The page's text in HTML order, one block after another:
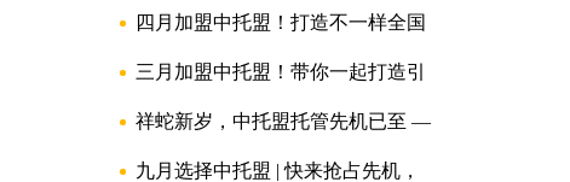
四月加盟中托盟！打造不一样全国
三月加盟中托盟！带你一起打造引
祥蛇新岁，中托盟托管先机已至 —
九月选择中托盟 | 快来抢占先机，